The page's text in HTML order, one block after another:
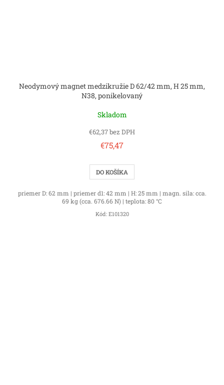
Neodymový magnet medzikružie D 62/42 mm, H 25 mm,
N38, ponikelovaný
Skladom
€62,37 bez DPH
€75,47
DO KOŠÍKA
priemer D: 62 mm | priemer d1: 42 mm | H: 25 mm | magn. sila: cca.
69 kg (cca. 676.66 N) | teplota: 80 °C
Kód: E101320